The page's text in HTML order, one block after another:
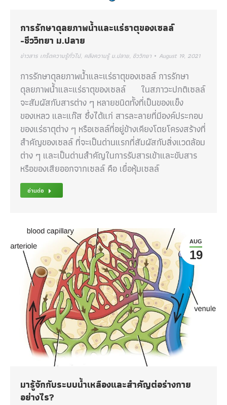
การรักษาดุลยภาพน้ำและแร่ธาตุของเซลล์
-ชีววิทยา ม.ปลาย
ข่าวสาร เกร็ดความรู้ทั่วไป, คลังความรู้ ม.ปลาย, ชีววิทยา August 19, 2021
การรักษาดุลยภาพน้ำและแร่ธาตุของเซลล์ การรักษา
ดุลยภาพน้ำและแร่ธาตุของเซลล์ ในสภาวะปกติเซลล์
จะสัมผัสกับสารต่าง ๆ หลายชนิดทั้งที่เป็นของแข็ง
ของเหลว และแก๊ส ซึ่งได้แก่ สารละลายที่มีองค์ประกอบ
ของแร่ธาตุต่าง ๆ หรือเซลล์ที่อยู่ข้างเคียงโดยโครงสร้างที่
สำคัญของเซลล์ ที่จะเป็นด่านแรกที่สัมผัสกับสิ่งแวดล้อม
ต่าง ๆ และเป็นด่านสำคัญในการรับสารเข้าและขับสาร
หรือของเสียออกจากเซลล์ คือ เยื่อหุ้มเซลล์
อ่านต่อ
AUG
19
มารู้จักกับระบบน้ำเหลืองและสำคัญต่อร่างกาย
อย่างไร?